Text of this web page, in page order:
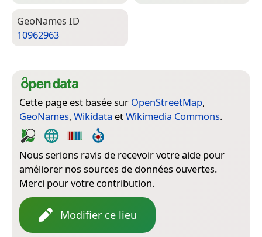
Geo­Names ID
10962963
Cette page est basée sur OpenStreetMap,
GeoNames, Wikidata etWikimedia Commons.
Nous serions ravis de recevoir votre aide pour
améliorer nos sources de données ouvertes.
Merci pour votre contribution.
Modifier ce lieu